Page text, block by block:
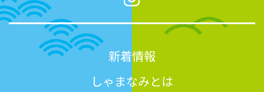
新着情報
しゃまなみとは